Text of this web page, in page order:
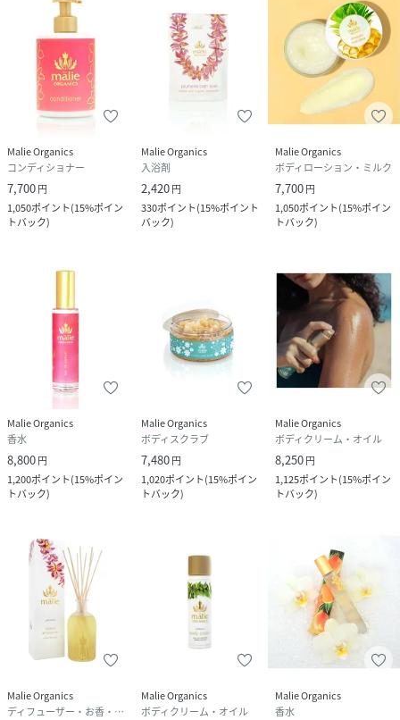
Malie Organics
コンディショナー
7,700円
1,050ポイント(15%ポイン
トバック)
Malie Organics
入浴剤
2,420円
330ポイント(15%ポイント
バック)
Malie Organics
ボディローション・ミルク
7,700円
1,050ポイント(15%ポイン
トバック)
Malie Organics
香水
8,800円
1,200ポイント(15%ポイン
トバック)
Malie Organics
ボディスクラブ
7,480円
1,020ポイント(15%ポイン
トバック)
Malie Organics
ボディクリーム・オイル
8,250円
1,125ポイント(15%ポイン
トバック)
Malie Organics
ディフューザー・お香・アロマオイル・キャンドル
Malie Organics
ボディクリーム・オイル
Malie Organics
香水